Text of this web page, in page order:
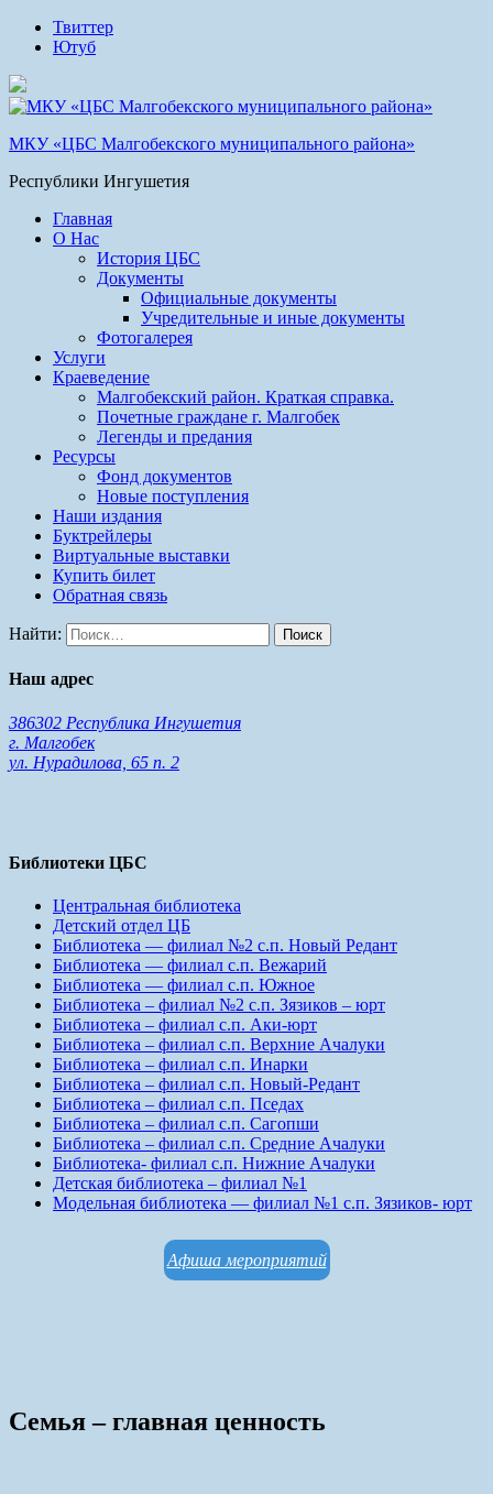
Твиттер
Ютуб
МКУ «ЦБС Малгобекского муниципального района»
Республики Ингушетия
Главная
О Нас
История ЦБС
Документы
Официальные документы
Учредительные и иные документы
Фотогалерея
Услуги
Краеведение
Малгобекский район. Краткая справка.
Почетные граждане г. Малгобек
Легенды и предания
Ресурсы
Фонд документов
Новые поступления
Наши издания
Буктрейлеры
Виртуальные выставки
Купить билет
Обратная связь
Найти:
Наш адрес
386302 Республика Ингушетия
г. Малгобек
ул. Нурадилова, 65 п. 2
Библиотеки ЦБС
Центральная библиотека
Детский отдел ЦБ
Библиотека — филиал №2 с.п. Новый Редант
Библиотека — филиал с.п. Вежарий
Библиотека — филиал с.п. Южное
Библиотека – филиал №2 с.п. Зязиков – юрт
Библиотека – филиал с.п. Аки-юрт
Библиотека – филиал с.п. Верхние Ачалуки
Библиотека – филиал с.п. Инарки
Библиотека – филиал с.п. Новый-Редант
Библиотека – филиал с.п. Пседах
Библиотека – филиал с.п. Сагопши
Библиотека – филиал с.п. Средние Ачалуки
Библиотека- филиал с.п. Нижние Ачалуки
Детская библиотека – филиал №1
Модельная библиотека — филиал №1 с.п. Зязиков- юрт
Афиша мероприятий
Семья – главная ценность